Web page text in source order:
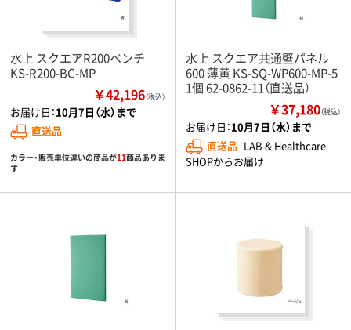
水上 スクエアR200ベンチ
KS-R200-BC-MP
￥42,196（税込）
お届け日：10月7日（水）まで
直送品
カラー・販売単位違いの商品が11商品ありま
す
水上 スクエア共通壁パネル
600 薄黄 KS-SQ-WP600-MP-5
1個 62-0862-11（直送品）
￥37,180（税込）
お届け日：10月7日（水）まで
直送品 LAB & Healthcare
SHOPからお届け